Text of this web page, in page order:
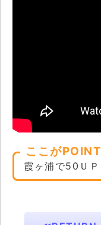
ここがPOINT
霞ヶ浦で50Ｕ